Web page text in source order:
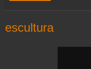
escultura